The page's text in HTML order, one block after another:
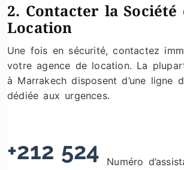
2. Contacter la Société
Location
Une fois en sécurité, contactez
votre agence de location. La
à Marrakech disposent d’une ligne
dédiée aux urgences.
+212 524
Numéro